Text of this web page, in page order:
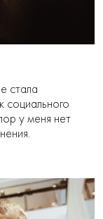
стала
социального
у меня нет